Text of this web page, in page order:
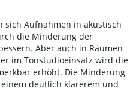
sich Aufnahmen in akustisch
die Minderung der
Aber auch in Räumen
im Tonstudioeinsatz wird die
erhöht. Die Minderung
deutlich klarerem und